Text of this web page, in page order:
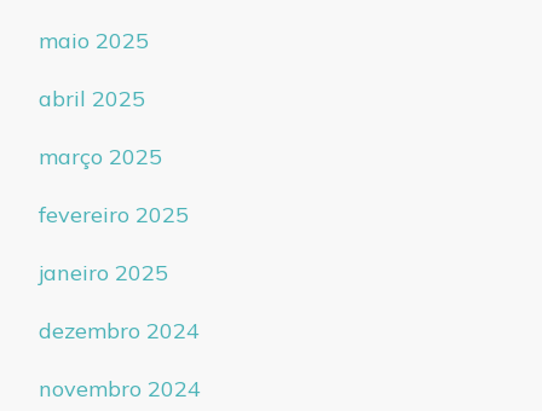
maio 2025
abril 2025
março 2025
fevereiro 2025
janeiro 2025
dezembro 2024
novembro 2024